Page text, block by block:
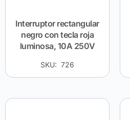
Interruptor rectangular
negro con tecla roja
luminosa, 10A 250V
SKU: 726